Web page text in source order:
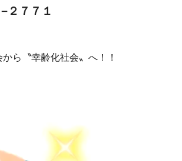
２７７１
ら〝幸齢化社会〟へ！！